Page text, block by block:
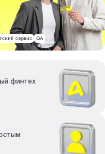
сервис QA
финтех